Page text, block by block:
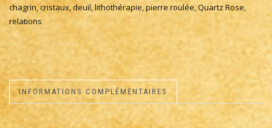
chagrin,cristaux,deuil,lithothérapie,pierre roulée,Quartz Rose,
relations
INFORMATIONS COMPLÉMENTAIRES